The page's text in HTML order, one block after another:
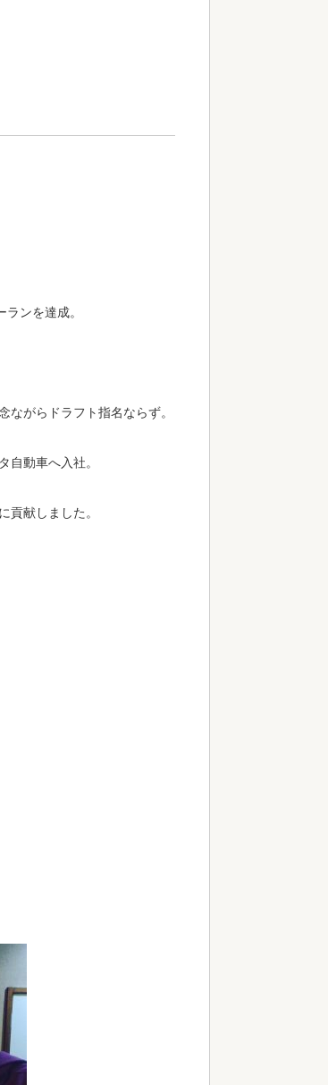
ンを達成。
がらドラフト指名ならず。
自動車へ入社。
貢献しました。